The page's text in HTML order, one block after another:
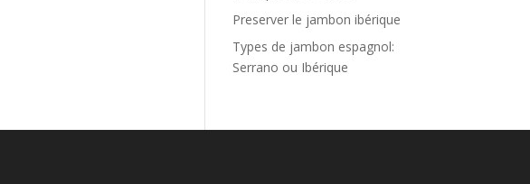
Preserver le jambon ibérique
Types de jambon espagnol:
Serrano ou Ibérique